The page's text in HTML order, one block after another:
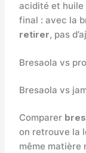
acidité et huile
final : avec la
retirer, pas
Bresaola vs
Bresaola vs
Comparer
on retrouve la
même matière